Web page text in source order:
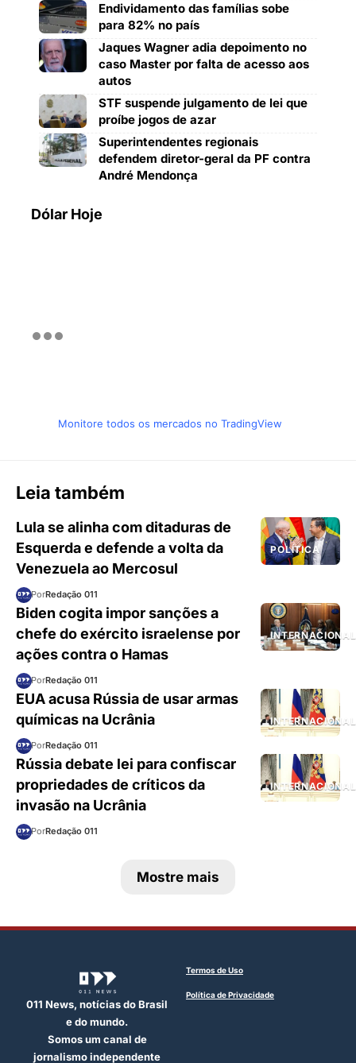
Endividamento das famílias sobe
para 82% no país
Jaques Wagner adia depoimento no
caso Master por falta de acesso aos
autos
STF suspende julgamento de lei que
proíbe jogos de azar
Superintendentes regionais
defendem diretor-geral da PF contra
André Mendonça
Dólar Hoje
Monitore todos os mercados no TradingView
Leia também
POLÍTICA
Lula se alinha com ditaduras de
Esquerda e defende a volta da
Venezuela ao Mercosul
PorRedação 011
INTERNACIONAL
Biden cogita impor sanções a
chefe do exército israelense por
ações contra o Hamas
PorRedação 011
INTERNACIONAL
EUA acusa Rússia de usar armas
químicas na Ucrânia
PorRedação 011
INTERNACIONAL
Rússia debate lei para confiscar
propriedades de críticos da
invasão na Ucrânia
PorRedação 011
Mostre mais
011 News, notícias do Brasil
e do mundo.
Somos um canal de
jornalismo independente
Termos de Uso
Política de Privacidade